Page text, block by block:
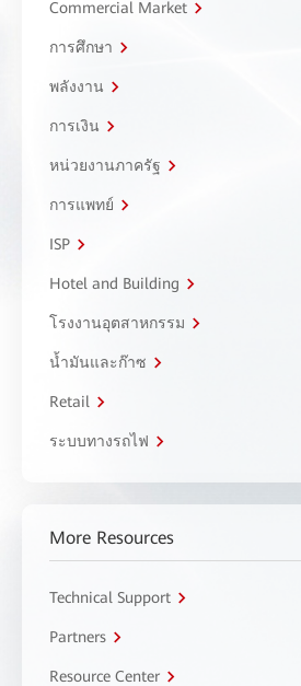
Commercial Market
การศึกษา
พลังงาน
การเงิน
หน่วยงานภาครัฐ
การแพทย์
ISP
Hotel and Building
โรงงานอุตสาหกรรม
น้ำมันและก๊าซ
Retail
ระบบทางรถไฟ
More Resources
Technical Support
Partners
Resource Center